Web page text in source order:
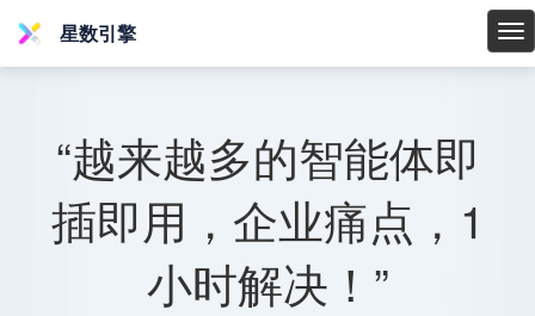
星
星数引擎
“越来越多的智能体即
插即用，企业痛点，1
小时解决！”